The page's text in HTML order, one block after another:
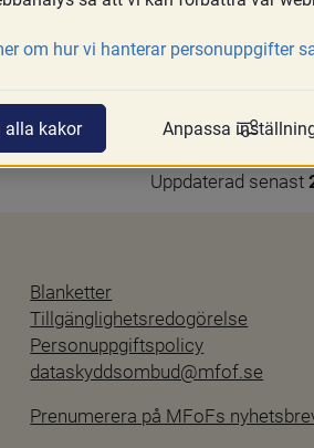
Uppdaterad senast
Blanketter
Tillgänglighetsredogörelse
Personuppgiftspolicy
dataskyddsombud@mfof.se
Prenumerera på MFoFs
om hur vi hanterar personuppgifter
alla kakor Anpassa